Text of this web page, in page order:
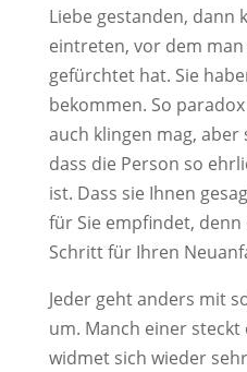
Liebe gestanden, dann
eintreten, vor dem
gefürchtet hat. Sie
bekommen. So
auch klingen mag,
dass die Person so
ist. Dass sie Ihnen
für Sie empfindet,
Schritt für Ihren
Jeder geht anders mit
um. Manch einer steckt
widmet sich wieder